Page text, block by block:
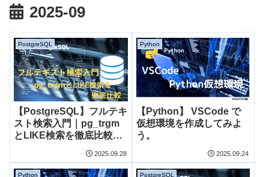
2025-09
PostgreSQL
【PostgreSQL】フルテキ
スト検索入門｜pg_trgm
とLIKE検索を徹底比較
2025.09.28
Python
【Python】 VSCode で
仮想環境を作成してみよ
う。
2025.09.24
Python PostgreSQL